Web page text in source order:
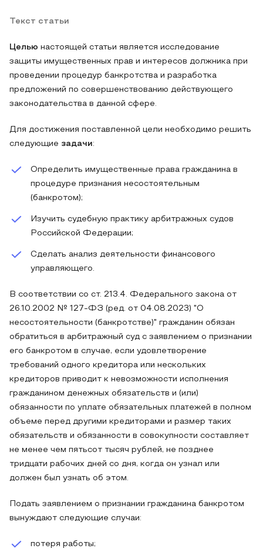
Текст статьи
Целью настоящей статьи является исследование
защиты имущественных прав и интересов должника при
проведении процедур банкротства и разработка
предложений по совершенствованию действующего
законодательства в данной сфере.
Для достижения поставленной цели необходимо решить
следующие задачи:
Определить имущественные права гражданина в
процедуре признания несостоятельным
(банкротом);
Изучить судебную практику арбитражных судов
Российской Федерации;
Сделать анализ деятельности финансового
управляющего.
В соответствии со ст. 213.4. Федерального закона от
26.10.2002 № 127-ФЗ (ред. от 04.08.2023) "О
несостоятельности (банкротстве)" гражданин обязан
обратиться в арбитражный суд с заявлением о признании
его банкротом в случае, если удовлетворение
требований одного кредитора или нескольких
кредиторов приводит к невозможности исполнения
гражданином денежных обязательств и (или)
обязанности по уплате обязательных платежей в полном
объеме перед другими кредиторами и размер таких
обязательств и обязанности в совокупности составляет
не менее чем пятьсот тысяч рублей, не позднее
тридцати рабочих дней со дня, когда он узнал или
должен был узнать об этом.
Подать заявлением о признании гражданина банкротом
вынуждают следующие случаи:
потеря работы;